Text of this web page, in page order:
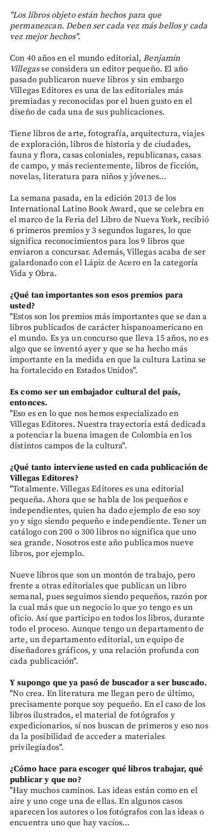
"Los libros objeto están hechos para que
permanezcan. Deben ser cada vez más bellos y cada
vez mejor hechos".
Con 40 años en el mundo editorial,Benjamín
Villegasse considera un editor pequeño. El año
pasado publicaron nueve libros y sin embargo
Villegas Editores es una de las editoriales más
premiadas y reconocidas por el buen gusto en el
diseño de cada una de sus publicaciones.
Tiene libros de arte, fotografía, arquitectura, viajes
de exploración, libros de historia y de ciudades,
fauna y flora, casas coloniales, republicanas, casas
de campo, y más recientemente, libros de ficción,
novelas, literatura para niños y jóvenes...
La semana pasada, en la edición 2013 de los
International Latino Book Award, que se celebra en
el marco de la Feria del Libro de Nueva York, recibió
6 primeros premios y 3 segundos lugares, lo que
significa reconocimientos para los 9 libros que
enviaron a concursar. Además, Villegas acaba de ser
galardonado con el Lápiz de Acero en la categoría
Vida y Obra.
¿Qué tan importantes son esos premios para
usted?
"Estos son los premios más importantes que se dan a
libros publicados de carácter hispanoamericano en
el mundo. Es ya un concurso que lleva 15 años, no es
algo que se inventó ayer y que se ha hecho más
importante en la medida en que la cultura Latina se
ha fortalecido en Estados Unidos".
Es como ser un embajador cultural del país,
entonces.
"Eso es en lo que nos hemos especializado en
Villegas Editores. Nuestra trayectoria está dedicada
a potenciar la buena imagen de Colombia en los
distintos campos de la cultura".
¿Qué tanto interviene usted en cada publicación de
Villegas Editores?
"Totalmente. Villegas Editores es una editorial
pequeña. Ahora que se habla de los pequeños e
independientes, quien ha dado ejemplo de eso soy
yo y sigo siendo pequeño e independiente. Tener un
catálogo con 200 o 300 libros no significa que uno
sea grande. Nosotros este año publicamos nueve
libros, por ejemplo.
Nueve libros que son un montón de trabajo, pero
frente a otras editoriales que publican un libro
semanal, pues seguimos siendo pequeños, razón por
la cual más que un negocio lo que yo tengo es un
oficio. Así que participo en todos los libros, durante
todo el proceso. Aunque tengo un departamento de
arte, un departamento editorial, un equipo de
diseñadores gráficos, y una relación profunda con
cada publicación".
Y supongo que ya pasó de buscador a ser buscado.
"No crea. En literatura me llegan pero de último,
precisamente porque soy pequeño. En el caso de los
libros ilustrados, el material de fotógrafos y
expedicionarios, sí nos buscan de primeros y eso nos
da la posibilidad de acceder a materiales
privilegiados".
¿Cómo hace para escoger qué libros trabajar, qué
publicar y que no?
"Hay muchos caminos. Las ideas están como en el
aire y uno coge una de ellas. En algunos casos
aparecen los autores o los fotógrafos con las ideas o
encuentra uno que hay vacíos...